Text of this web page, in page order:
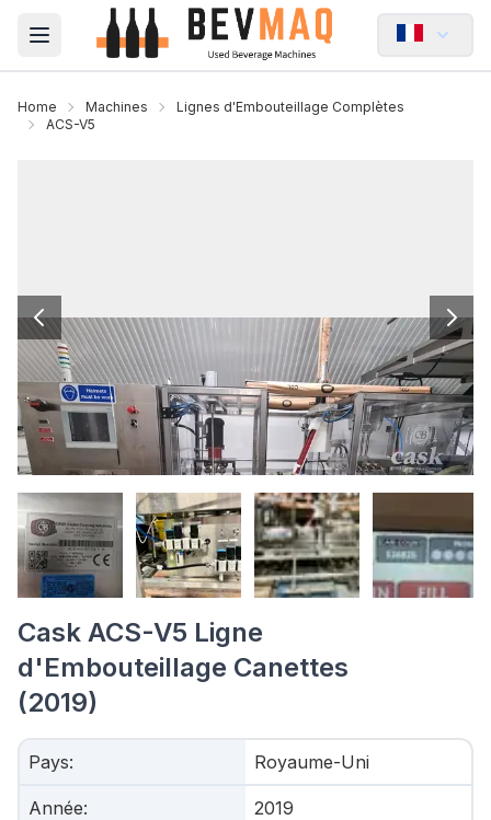
Open main menu
Home Machines
Lignes d'Embouteillage Complètes
ACS-V5
Cask ACS-V5 Ligne
d'Embouteillage Canettes
(2019)
Pays: Royaume-Uni
Année: 2019